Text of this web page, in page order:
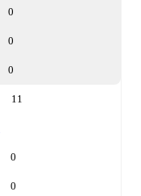
0
0
0
11
0
0